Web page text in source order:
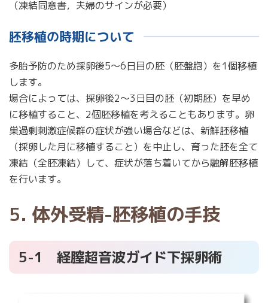
（凍結同意書，夫婦のサインが必要）
胚移植の時期について
多胎予防のため採卵後5～6日目の胚（胚盤胞）を1個移植
します。
場合によっては、採卵後2～3日目の胚（初期胚）を早め
に移植すること、2個胚移植を考えることもあります。卵
巣過剰刺激症候群の症状が強い場合などは、新鮮胚移植
（採卵した月に移植すること）を中止し、育った胚を全て
凍結（全胚凍結）して、症状が落ち着いてから融解胚移植
を行います。
5. 体外受精-胚移植の手技
5-1 経膣超音波ガイド下採卵術